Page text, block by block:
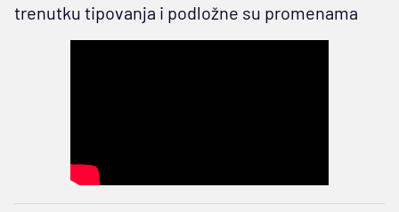
trenutku tipovanja i podložne su promenama